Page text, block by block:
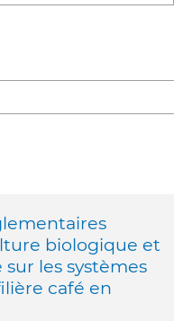
biologique et
les systèmes
café en